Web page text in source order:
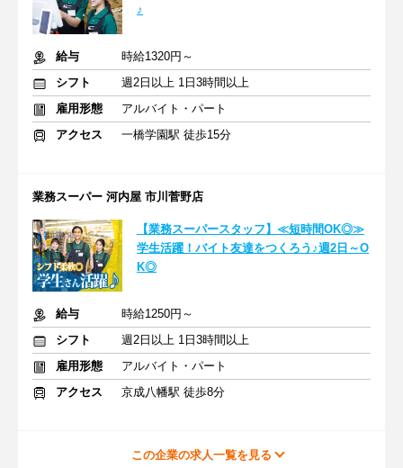
♪
給与
時給1320円～
シフト
週2日以上 1日3時間以上
雇用形態
アルバイト・パート
アクセス
一橋学園駅 徒歩15分
業務スーパー 河内屋 市川菅野店
【業務スーパースタッフ】≪短時間OK◎≫
学生活躍！バイト友達をつくろう♪週2日～O
K◎
給与
時給1250円～
シフト
週2日以上 1日3時間以上
雇用形態
アルバイト・パート
アクセス
京成八幡駅 徒歩8分
この企業の求人一覧を見る